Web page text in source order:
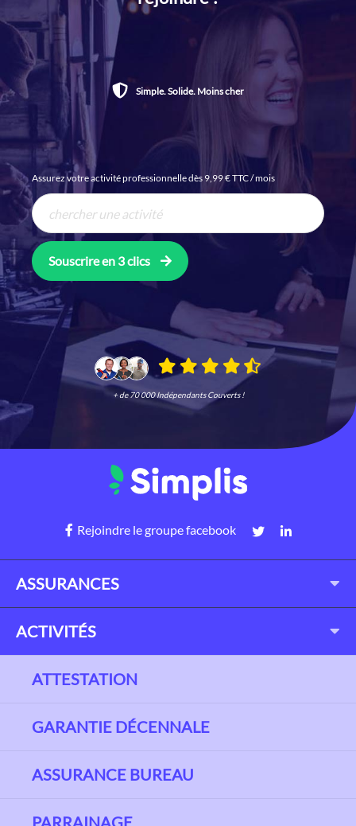
Simple. Solide. Moins cher
Assurez votre activité professionnelle dès 9,99 € TTC / mois
Souscrire en 3 clics
+ de 70 000 Indépendants Couverts !
Rejoindre le groupe facebook
ASSURANCES
ACTIVITÉS
ATTESTATION
GARANTIE DÉCENNALE
ASSURANCE BUREAU